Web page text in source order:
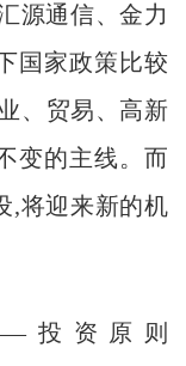
源通信、金力
国家政策比较
、贸易、高新
变的主线。而
,将迎来新的机
资原则